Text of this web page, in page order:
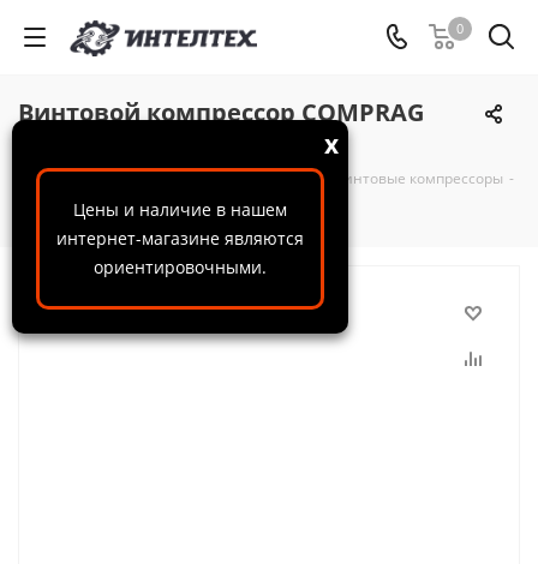
Цены и наличие в нашем
интернет-магазине являются
ориентировочными.
x
0
Винтовой компрессор COMPRAG
ООО "ИнтелТех" - Каталог - Компрессоры - Винтовые компрессоры -
Винтовой компрессор COMPRAG D9008